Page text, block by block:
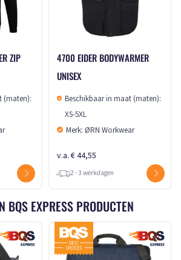
ZIP
(maten):
4700 EIDER BODYWARMER
UNISEX
Beschikbaar in maat (maten):
XS-5XL
Merk: ØRN Workwear
v.a. € 44,55
2 - 3 werkdagen
BQS EXPRESS PRODUCTEN